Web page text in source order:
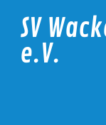
content
SV
e.V.